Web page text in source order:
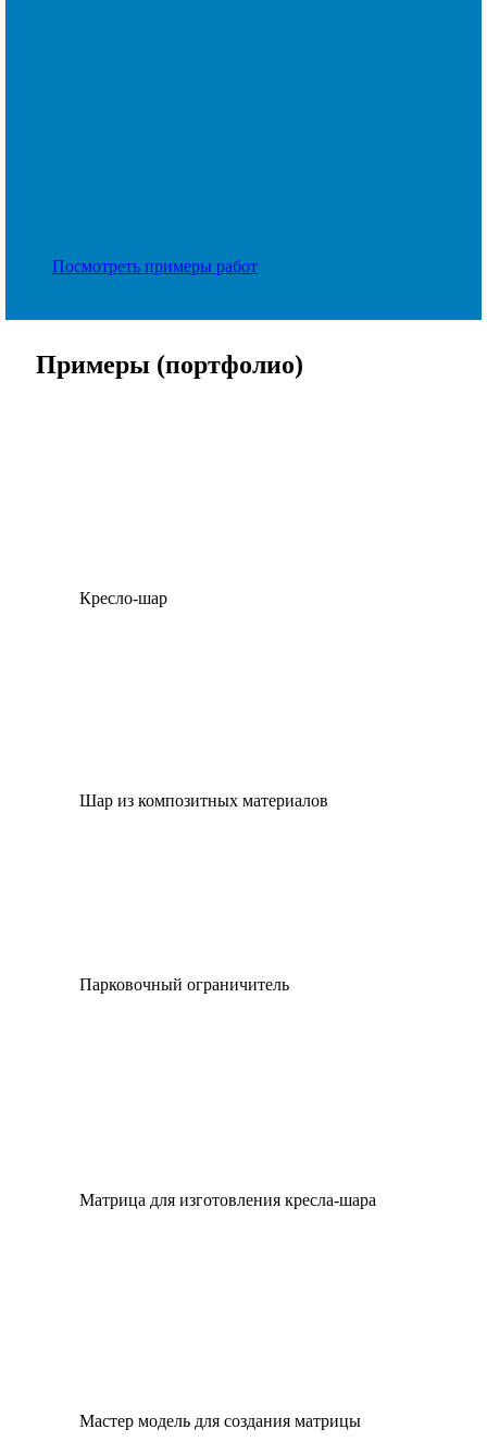
Посмотреть примеры работ
Примеры (портфолио)
Кресло-шар
Шар из композитных материалов
Парковочный ограничитель
Матрица для изготовления кресла-шара
Мастер модель для создания матрицы